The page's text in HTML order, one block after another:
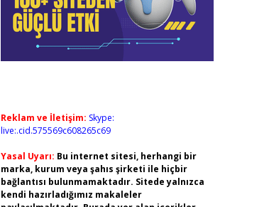
Reklam ve İletişim: Skype:
live:.cid.575569c608265c69
Yasal Uyarı: Bu internet sitesi, herhangi bir
marka, kurum veya şahıs şirketi ile hiçbir
bağlantısı bulunmamaktadır. Sitede yalnızca
kendi hazırladığımız makaleler